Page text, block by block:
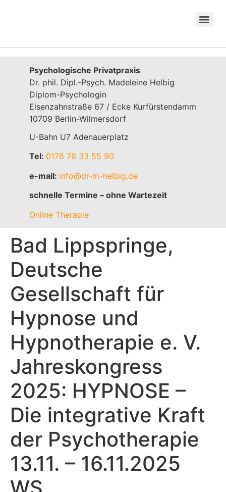
Psychologische Privatpraxis
Dr. phil. Dipl.-Psych. Madeleine Helbig
Diplom-Psychologin
Eisenzahnstraße 67 / Ecke Kurfürstendamm
10709 Berlin-Wilmersdorf
U-Bahn U7 Adenauerplatz
Tel: 0176 76 33 55 90
e-mail: info@dr-m-helbig.de
schnelle Termine – ohne Wartezeit
Online Therapie
Bad Lippspringe,
Deutsche
Gesellschaft für
Hypnose und
Hypnotherapie e. V.
Jahreskongress
2025: HYPNOSE –
Die integrative Kraft
der Psychotherapie
13.11. – 16.11.2025